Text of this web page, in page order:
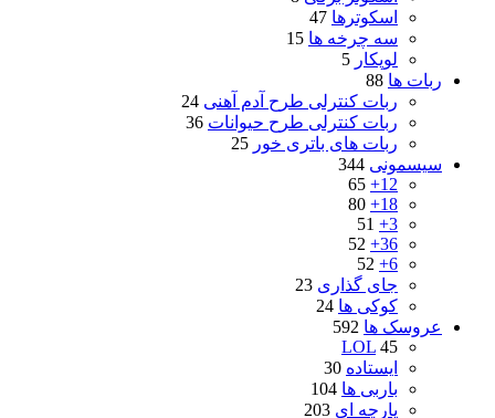
اسکوترها 47
سه چرخه ها 15
لوپکار 5
ربات ها 88
ربات کنترلی طرح آدم آهنی 24
ربات کنترلی طرح حیوانات 36
ربات های باتری خور 25
سیسمونی 344
12+
65
18+
80
3+
51
36+
52
6+
52
جای گذاری 23
کوکی ها 24
عروسک ها 592
LOL 45
ایستاده 30
باربی ها 104
پارچه ای 203